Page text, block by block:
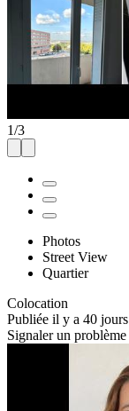
1/3
Photos
Street View
Quartier
Colocation
Publiée il y a 40 jours
Signaler un problème